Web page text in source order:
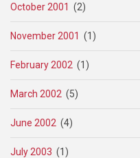
October 2001 (2)
November 2001 (1)
February 2002 (1)
March 2002 (5)
June 2002 (4)
July 2003 (1)